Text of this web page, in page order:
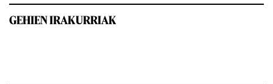
GEHIEN IRAKURRIAK